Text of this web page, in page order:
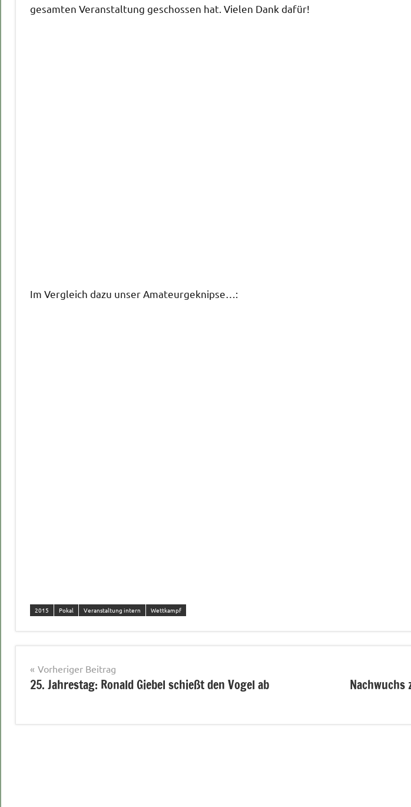
gesamten Veranstaltung geschossen hat. Vielen Dank dafür!
Im Vergleich dazu unser Amateurgeknipse…:
2015 Pokal Veranstaltung intern Wettkampf
Beitragsnavigation
Vorheriger Beitrag
25. Jahrestag: Ronald Giebel schießt den Vogel ab